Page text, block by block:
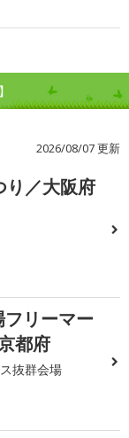
2026/08/07 更新
り／大阪府
リーマー
都府
抜群会場